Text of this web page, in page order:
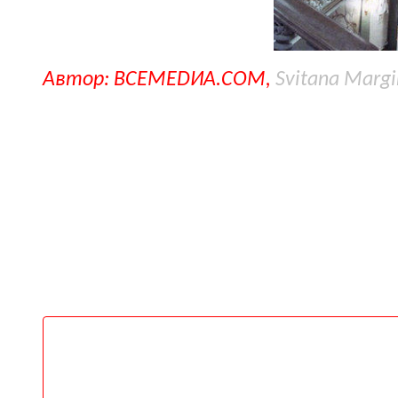
Автор: ВСЕМЕDИА.COM, Svitana